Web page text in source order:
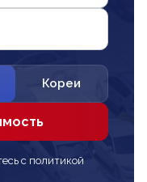
Кореи
с политикой